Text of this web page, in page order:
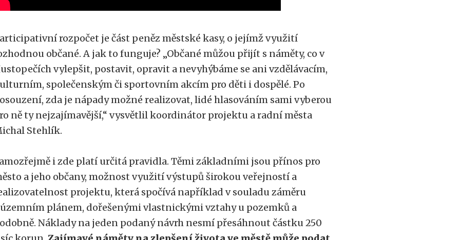
rozpočet je část peněz městské kasy, o jejímž využití
občané. A jak to funguje? „Občané můžou přijít s náměty, co v
vylepšit, postavit, opravit a nevyhýbáme se ani vzdělávacím,
společenským či sportovním akcím pro děti i dospělé. Po
zda je nápady možné realizovat, lidé hlasováním sami vyberou
ně ty nejzajímavější,“ vysvětlil koordinátor projektu a radní města
Stehlík.
i zde platí určitá pravidla. Těmi základními jsou přínos pro
a jeho občany, možnost využití výstupů širokou veřejností a
projektu, která spočívá například v souladu záměru
plánem, dořešenými vlastnickými vztahy u pozemků a
Náklady na jeden podaný návrh nesmí přesáhnout částku 250